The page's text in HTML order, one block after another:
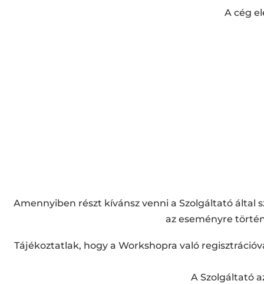
A cég
Amennyiben részt kívánsz venni a Szolgáltató által
az eseményre
Tájékoztatlak, hogy a Workshopra való
A Szolgáltató